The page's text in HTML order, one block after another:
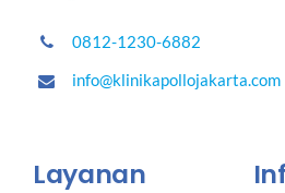
0812-1230-6882
info@klinikapollojakarta.com
Layanan